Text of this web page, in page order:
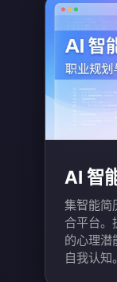
AI 智
集智能简
合平台。
的心理潜
自我认知。